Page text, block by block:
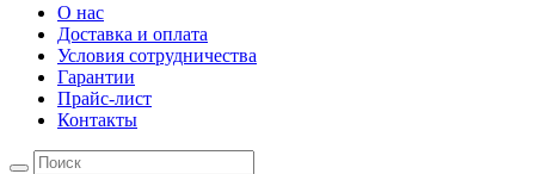
О нас
Доставка и оплата
Условия сотрудничества
Гарантии
Прайс-лист
Контакты